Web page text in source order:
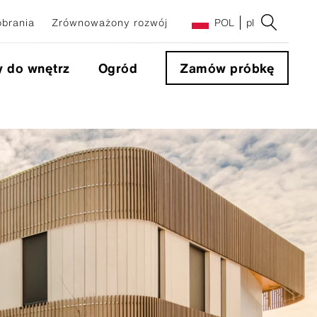
Zrównoważony rozwój POL pl
do wnętrz Ogród Zamów próbkę